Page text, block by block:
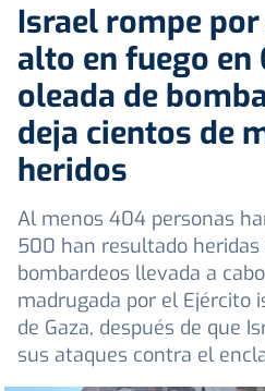
Israel rompe
alto en fuego en
oleada de
deja cientos de
heridos
Al menos 404 personas
500 han resultado heridas
bombardeos llevada a
madrugada por el Ejército
de Gaza, después de que
sus ataques contra el